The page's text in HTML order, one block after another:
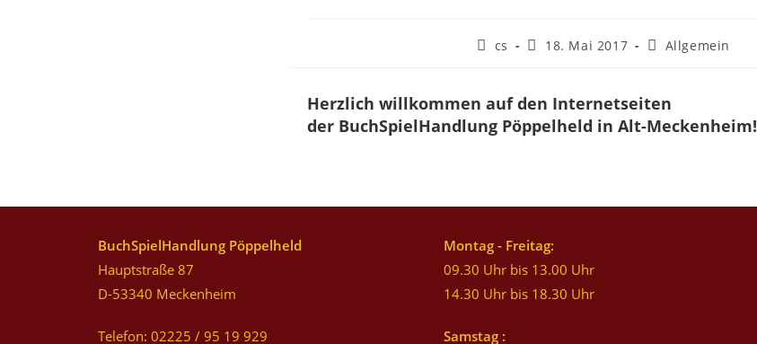
cs 18. Mai 2017 Allgemein
Herzlich willkommen auf den Internetseiten
der BuchSpielHandlung Pöppelheld in Alt-Meckenheim!
BuchSpielHandlung Pöppelheld
Hauptstraße 87
D-53340 Meckenheim
Telefon: 02225 / 95 19 929
Montag - Freitag:
09.30 Uhr bis 13.00 Uhr
14.30 Uhr bis 18.30 Uhr
Samstag :